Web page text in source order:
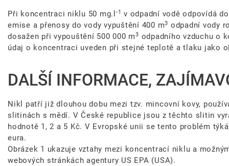
Při koncentraci niklu 50 mg.l -1 v odpadní vodě odpovídá
emise a přenosy do vody vypuštění 400 m3 odpadní vody
dosažen při vypouštění 500 000 m3 odpadního vzduchu o
údaj o koncentraci uveden při stejné teplotě a tlaku jako
DALŠÍ INFORMACE,
Nikl patří již dlouhou dobu mezi tzv. mincovní kovy,
slitinách s mědí. V České republice jsou z těchto slitin
hodnotě 1, 2 a 5 Kč. V Evropské unii se tento problém
eura.
Obrázek 1 ukazuje vztahy mezi koncentrací niklu a
webových stránkách agentury US EPA (USA).